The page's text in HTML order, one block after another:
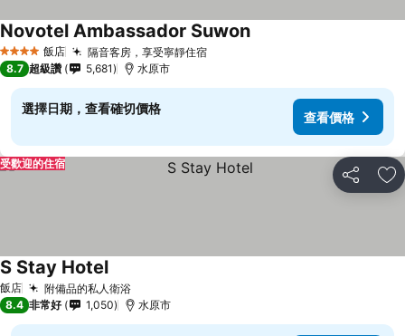
4 星級 飯店 隔音客房，享受寧靜住宿
Novotel Ambassador Suwon
8.7 超級讚 5,681 水原市
選擇日期，查看確切價格
查看價格
分享 加
受歡迎的住宿
飯店 附備品的私人衛浴
S Stay Hotel
8.4 非常好 1,050 水原市